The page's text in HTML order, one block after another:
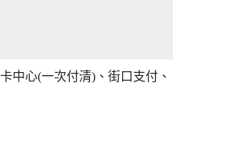
中心(一次付清)、街口支付、